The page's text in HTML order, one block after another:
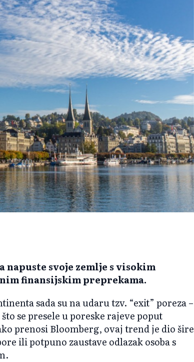
svoje zemlje s visokim
finansijskim preprekama.
sada su na udaru tzv. “exit” poreza –
se presele u poreske rajeve poput
prenosi Bloomberg, ovaj trend je dio šire
ili potpuno zaustave odlazak osoba s